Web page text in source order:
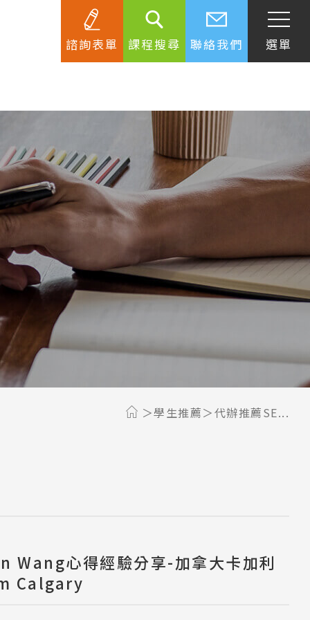
諮詢表單 課程搜尋 聯絡我們 選單
SEC 知識庫
關於簽證
生活資訊
跟著遊學大使看世界
學習要領
工作規範
生涯規劃
學生推薦 代辦推薦SE...
Wang心得經驗分享-加拿大卡加利
Calgary